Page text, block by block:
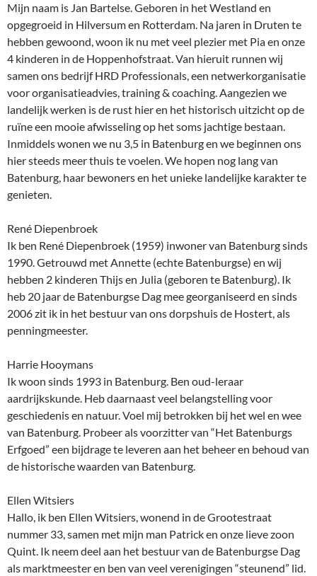
Mijn naam is Jan Bartelse. Geboren in het Westland en
opgegroeid in Hilversum en Rotterdam. Na jaren in Druten te
hebben gewoond, woon ik nu met veel plezier met Pia en onze
4 kinderen in de Hoppenhofstraat. Van hieruit runnen wij
samen ons bedrijf HRD Professionals, een netwerkorganisatie
voor organisatieadvies, training & coaching. Aangezien we
landelijk werken is de rust hier en het historisch uitzicht op de
ruïne een mooie afwisseling op het soms jachtige bestaan.
Inmiddels wonen we nu 3,5 in Batenburg en we beginnen ons
hier steeds meer thuis te voelen. We hopen nog lang van
Batenburg, haar bewoners en het unieke landelijke karakter te
genieten.
René Diepenbroek
Ik ben René Diepenbroek (1959) inwoner van Batenburg sinds
1990. Getrouwd met Annette (echte Batenburgse) en wij
hebben 2 kinderen Thijs en Julia (geboren te Batenburg). Ik
heb 20 jaar de Batenburgse Dag mee georganiseerd en sinds
2006 zit ik in het bestuur van ons dorpshuis de Hostert, als
penningmeester.
Harrie Hooymans
Ik woon sinds 1993 in Batenburg. Ben oud-leraar
aardrijkskunde. Heb daarnaast veel belangstelling voor
geschiedenis en natuur. Voel mij betrokken bij het wel en wee
van Batenburg. Probeer als voorzitter van “Het Batenburgs
Erfgoed” een bijdrage te leveren aan het beheer en behoud van
de historische waarden van Batenburg.
Ellen Witsiers
Hallo, ik ben Ellen Witsiers, wonend in de Grootestraat
nummer 33, samen met mijn man Patrick en onze lieve zoon
Quint. Ik neem deel aan het bestuur van de Batenburgse Dag
als marktmeester en ben van veel verenigingen “steunend” lid.